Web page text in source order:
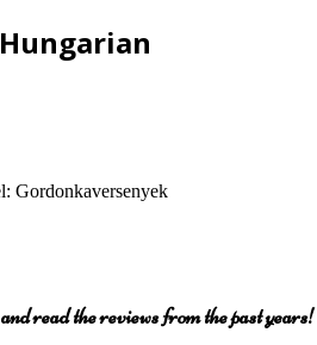
Gordonkaversenyek
and read the reviews from the past years!